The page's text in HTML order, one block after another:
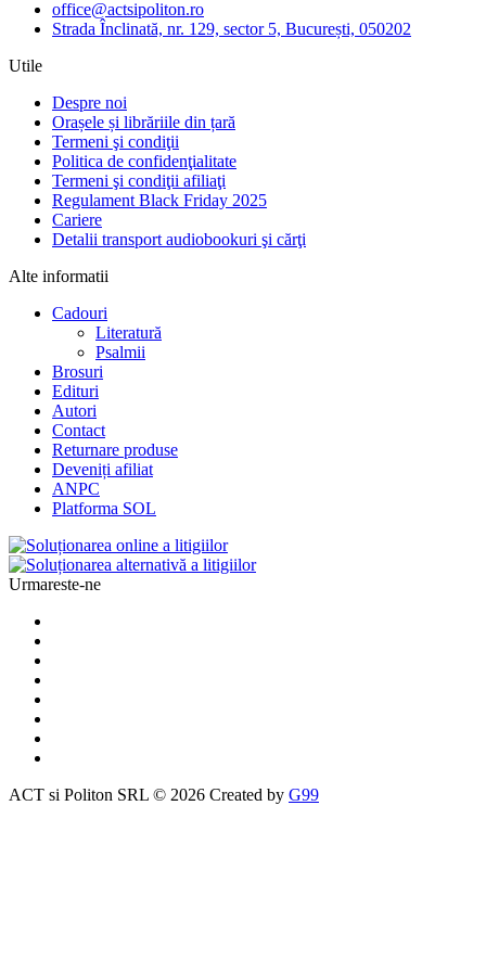
office@actsipoliton.ro
Strada Înclinată, nr. 129, sector 5, București, 050202
Utile
Despre noi
Orașele și librăriile din țară
Termeni şi condiţii
Politica de confidenţialitate
Termeni şi condiţii afiliaţi
Regulament Black Friday 2025
Cariere
Detalii transport audiobookuri şi cărţi
Alte informatii
Cadouri
Literatură
Psalmii
Brosuri
Edituri
Autori
Contact
Returnare produse
Deveniți afiliat
ANPC
Platforma SOL
Urmareste-ne
ACT si Politon SRL © 2026 Created by G99